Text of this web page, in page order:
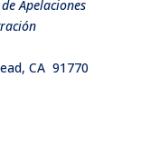
Apelaciones
CA 91770